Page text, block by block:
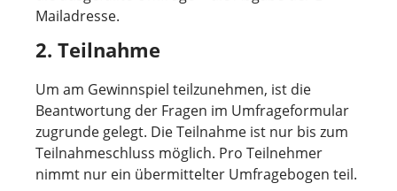
Mailadresse.
2. Teilnahme
Um am Gewinnspiel teilzunehmen, ist die
Beantwortung der Fragen im Umfrageformular
zugrunde gelegt. Die Teilnahme ist nur bis zum
Teilnahmeschluss möglich. Pro Teilnehmer
nimmt nur ein übermittelter Umfragebogen teil.